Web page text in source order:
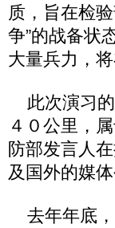
质，旨在检
争”的战备状
大量兵力，
此次演习的
４０公里，
防部发言人
及国外的媒体
去年年底，